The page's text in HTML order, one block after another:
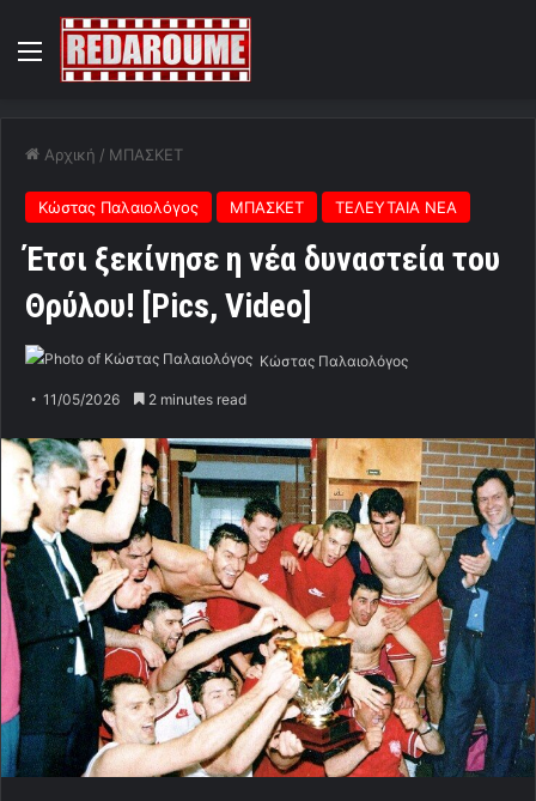
Menu
Αρχική / ΜΠΑΣΚΕΤ
Κώστας Παλαιολόγος ΜΠΑΣΚΕΤ ΤΕΛΕΥΤΑΙΑ ΝΕΑ
Έτσι ξεκίνησε η νέα δυναστεία του
Θρύλου! [Pics, Video]
Κώστας Παλαιολόγος
11/05/2026 2 minutes read